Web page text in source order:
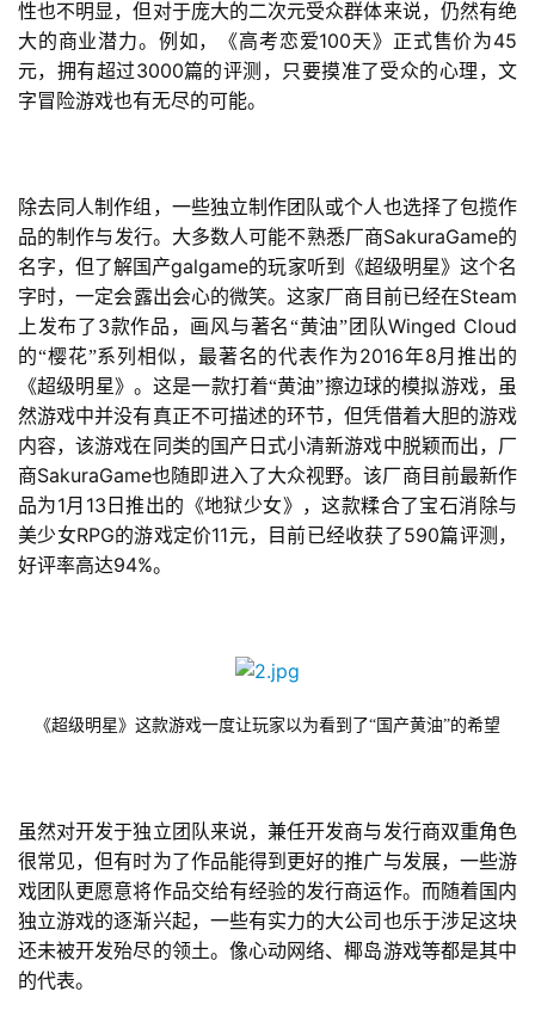
性也不明显，但对于庞大的二次元受众群体来说，仍然有绝
大的商业潜力。例如，《高考恋爱100天》正式售价为45
元，拥有超过3000篇的评测，只要摸准了受众的心理，文
字冒险游戏也有无尽的可能。
除去同人制作组，一些独立制作团队或个人也选择了包揽作
品的制作与发行。大多数人可能不熟悉厂商SakuraGame的
名字，但了解国产galgame的玩家听到《超级明星》这个名
字时，一定会露出会心的微笑。这家厂商目前已经在Steam
上发布了 3款作品，画风与著名“黄油”团队Winged Cloud
的“樱花”系列相似，最著名的代表作为2016年8月推出的
《超级明星》。这是一款打着“黄油”擦边球的模拟游戏，虽
然游戏中并没有真正不可描述的环节，但凭借着大胆的游戏
内容，该游戏在同类的国产日式小清新游戏中脱颖而出，厂
商SakuraGame也随即进入了大众视野。该厂商目前最新作
品为1月 13 日推出的《地狱少女》，这款糅合了宝石消除与
美少女RPG的游戏定价11元，目前已经收获了590篇评测，
好评率高达94%。
《超级明星》这款游戏一度让玩家以为看到了“国产黄油”的希望
虽然对开发于独立团队来说，兼任开发商与发行商双重角色
很常见，但有时为了作品能得到更好的推广与发展，一些游
戏团队更愿意将作品交给有经验的发行商运作。而随着国内
独立游戏的逐渐兴起，一些有实力的大公司也乐于涉足这块
还未被开发殆尽的领土。像心动网络、椰岛游戏等都是其中
的代表。